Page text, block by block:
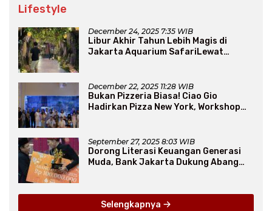
Lifestyle
December 24, 2025 7:35 WIB
Libur Akhir Tahun Lebih Magis di
Jakarta Aquarium SafariLewat
December 22, 2025 11:28 WIB
Bukan Pizzeria Biasa! Ciao Gio
Hadirkan Pizza New York, Workshop
September 27, 2025 8:03 WIB
Dorong Literasi Keuangan Generasi
Muda, Bank Jakarta Dukung Abang
Selengkapnya